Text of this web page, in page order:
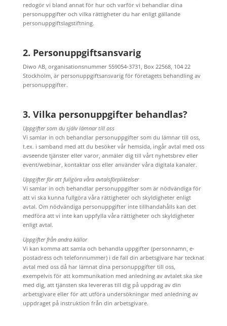
redogör vi bland annat för hur och varför vi behandlar dina
personuppgifter och vilka rättigheter du har enligt gällande
personuppgiftslagstiftning.
2. Personuppgiftsansvarig
Diwo AB, organisationsnummer 559054-3731, Box 22568, 104 22
Stockholm, är personuppgiftsansvarig för företagets behandling av
personuppgifter.
3. Vilka personuppgifter behandlas?
Uppgifter som du själv lämnar till oss
Vi samlar in och behandlar personuppgifter som du lämnar till oss,
t.ex. i samband med att du besöker vår hemsida, ingår avtal med oss
avseende tjänster eller varor, anmäler dig till vårt nyhetsbrev eller
event/webinar, kontaktar oss eller använder våra digitala kanaler.
Uppgifter för att fullgöra våra avtalsförpliktelser
Vi samlar in och behandlar personuppgifter som är nödvändiga för
att vi ska kunna fullgöra våra rättigheter och skyldigheter enligt
avtal. Om nödvändiga personuppgifter inte tillhandahålls kan det
medföra att vi inte kan uppfylla våra rättigheter och skyldigheter
enligt avtal.
Uppgifter från andra källor
Vi kan komma att samla och behandla uppgifter (personnamn, e-
postadress och telefonnummer) i de fall din arbetsgivare har tecknat
avtal med oss då har lämnat dina personuppgifter till oss,
exempelvis för att kommunikation med anledning av avtalet ska ske
med dig, att tjänsten ska levereras till dig på uppdrag av din
arbetsgivare eller för att utföra undersökningar med anledning av
uppdraget på instruktion från din arbetsgivare.